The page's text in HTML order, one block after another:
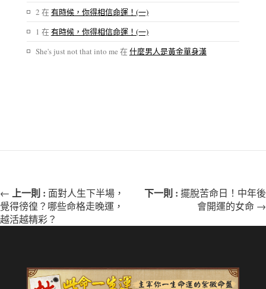
2 在有時候，你得相信命運！(一)
1 在有時候，你得相信命運！(一)
She's just not that into me 在什麼男人是黃金單身漢
下一則 : 擺脫苦命日！中年後
會開運的女命 →
← 上一則 : 面對人生下半場，
覺得徬徨？哪些命格走晚運，
越活越精彩？